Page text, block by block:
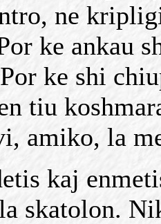
ne
ke ankau
ke shi
tiu
amiko, la
kaj
skatolon.